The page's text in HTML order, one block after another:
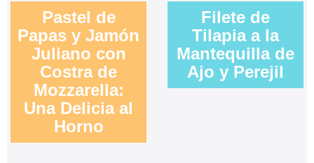
Pastel de
Papas y Jamón
Juliano con
Costra de
Mozzarella:
Una Delicia al
Horno
Filete de
Tilapia a la
Mantequilla de
Ajo y Perejil